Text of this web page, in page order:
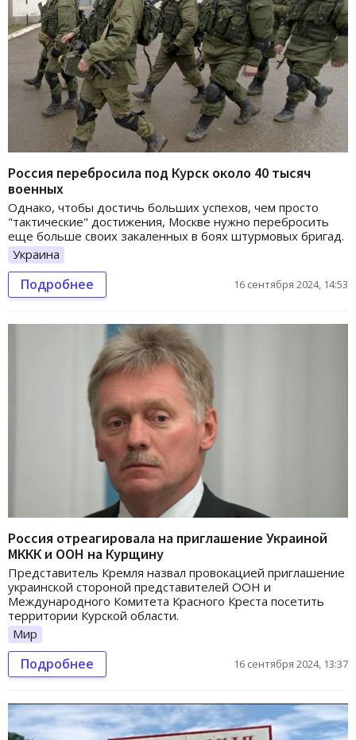
Россия перебросила под Курск около 40 тысяч
военных
Однако, чтобы достичь больших успехов, чем просто
"тактические" достижения, Москве нужно перебросить
еще больше своих закаленных в боях штурмовых бригад.
Украина
Подробнее 16 сентября 2024, 14:53
Россия отреагировала на приглашение Украиной
МККК и ООН на Курщину
Представитель Кремля назвал провокацией приглашение
украинской стороной представителей ООН и
Международного Комитета Красного Креста посетить
территории Курской области.
Мир
Подробнее 16 сентября 2024, 13:37